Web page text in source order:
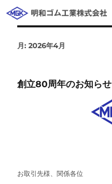
月:2026年4月
創立80周年のお知らせ
お取引先様、関係各位